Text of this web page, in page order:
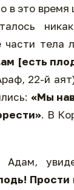
это время
тела
[есть
22-й
«Мы
. В
Адам,